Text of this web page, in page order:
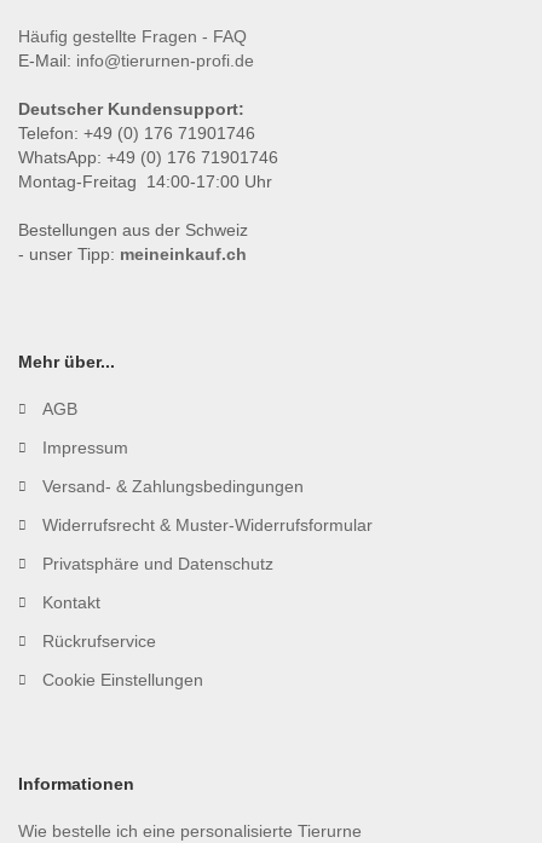
Häufig gestellte Fragen - FAQ
E-Mail: info@tierurnen-profi.de
Deutscher Kundensupport:
Telefon: +49 (0) 176 71901746
WhatsApp: +49 (0) 176 71901746
Montag-Freitag 14:00-17:00 Uhr
Bestellungen aus der Schweiz
- unser Tipp: meineinkauf.ch
Mehr über...
AGB
Impressum
Versand- & Zahlungsbedingungen
Widerrufsrecht & Muster-Widerrufsformular
Privatsphäre und Datenschutz
Kontakt
Rückrufservice
Cookie Einstellungen
Informationen
Wie bestelle ich eine personalisierte Tierurne